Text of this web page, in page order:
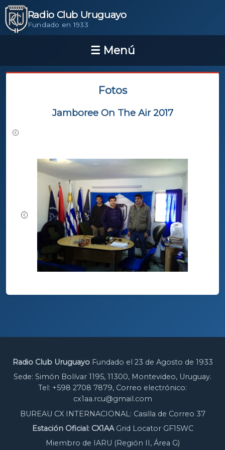
Radio Club Uruguayo
Fundado en 1933
Fotos
Jamboree On The Air 2017
Radio Club UruguayoFundado el 23 de Agosto de 1933
Sede: Simón Bolívar 1195, 11300, Montevideo, Uruguay.
Tel: +598 2708 7879, Correo electrónico:
cx1aa.rcu@gmail.com
BUREAU CX INTERNACIONAL: Casilla de Correo 37
Estación Oficial: CX1AAGrid Locator GF15WC
Miembro de IARU (Región II, Área G)